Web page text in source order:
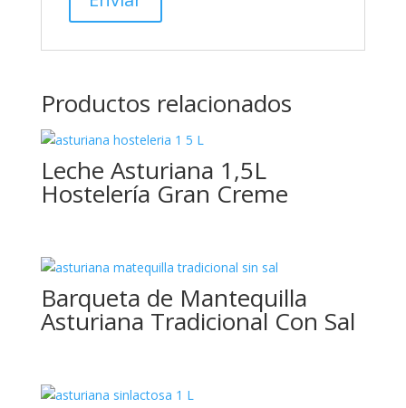
Productos relacionados
Leche Asturiana 1,5L
Hostelería Gran Creme
Barqueta de Mantequilla
Asturiana Tradicional Con Sal